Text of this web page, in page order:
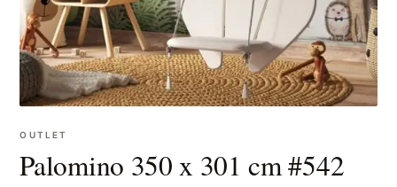
OUTLET
Palomino 350 x 301 cm #542